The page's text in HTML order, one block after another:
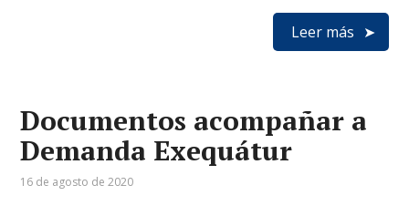
Leer más
Documentos acompañar a
Demanda Exequátur
16 de agosto de 2020